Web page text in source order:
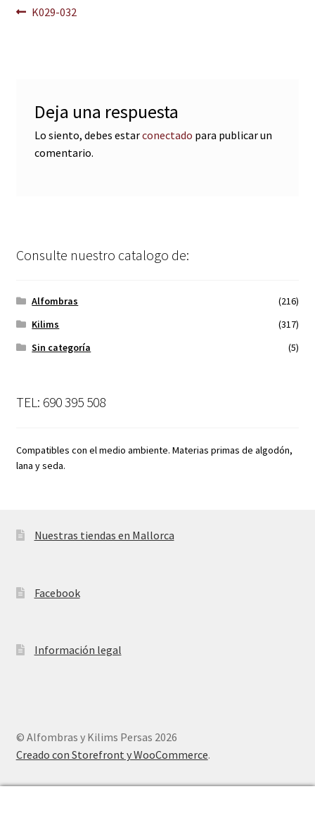
Navegación
Anterior:
K029-032
Deja una respuesta
Lo siento, debes estarconectado para publicar un
comentario.
Consulte nuestro catalogo de:
Alfombras
(216)
Kilims
(317)
Sin categoría
(5)
TEL: 690 395 508
Compatibles con el medio ambiente. Materias primas de algodón,
lana y seda.
Nuestras tiendas en Mallorca
Facebook
Información legal
© Alfombras y Kilims Persas 2026
Creado con Storefront y WooCommerce.